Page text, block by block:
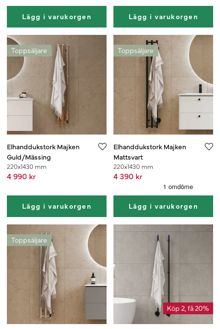
Lägg i varukorgen Lägg i varukorgen
Toppsäljare
Elhanddukstork Majken
Guld/Mässing
220x1430 mm
4 990 kr
Lägg i varukorgen
Toppsäljare
Elhanddukstork Majken
Mattsvart
220x1430 mm
4 390 kr
Lägg i varukorgen
Toppsäljare
Köp 2, få 20%